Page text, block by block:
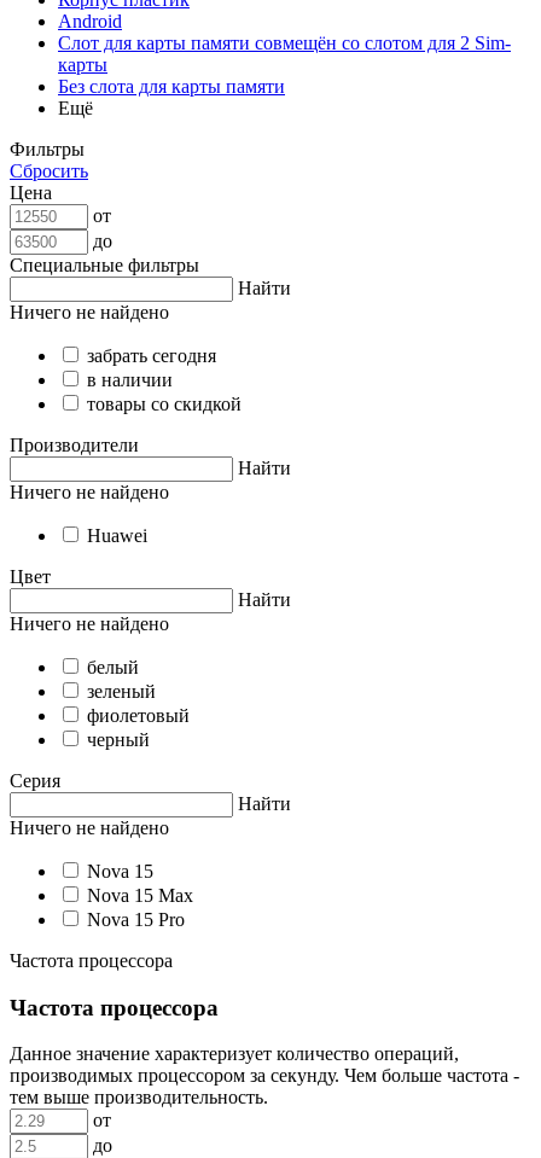
Android
Слот для карты памяти совмещён со слотом для 2 Sim-
карты
Без слота для карты памяти
Ещё
Фильтры
Сбросить
Цена
от
до
Специальные фильтры
Найти
Ничего не найдено
забрать сегодня
в наличии
товары со скидкой
Производители
Найти
Ничего не найдено
Huawei
Цвет
Найти
Ничего не найдено
белый
зеленый
фиолетовый
черный
Серия
Найти
Ничего не найдено
Nova 15
Nova 15 Max
Nova 15 Pro
Частота процессора
Частота процессора
Данное значение характеризует количество операций,
производимых процессором за секунду. Чем больше частота -
тем выше производительность.
от
до